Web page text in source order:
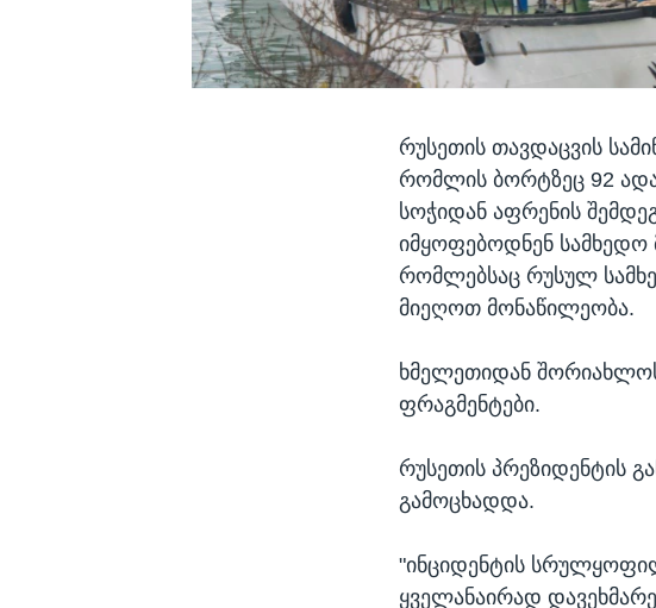
რუსეთის თავდაცვის
რომლის ბორტზეც 92
სოჭიდან აფრენის
იმყოფებოდნენ სამხედო
რომლებსაც რუსულ
მიეღოთ მონაწილეობა.
ხმელეთიდან
ფრაგმენტები.
რუსეთის პრეზიდენტის
გამოცხადდა.
"ინციდენტის
ყველანაირად